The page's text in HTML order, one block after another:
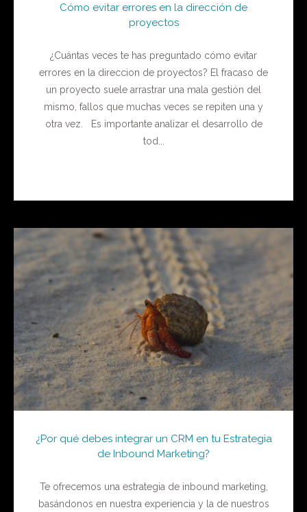
Cómo evitar errores en la dirección de
proyectos
¿Cuántas veces te has preguntado cómo evitar
errores en la direccion de proyectos? El fracaso de
un proyecto suele arrastrar una mala gestión del
mismo, fallos que muchas veces se repiten una y
otra vez. Es importante analizar el desarrollo de
tod...
¿Por qué debes integrar un CRM en tu Estrategia
de Inbound Marketing?
Te ofrecemos una estrategia de inbound marketing,
basándonos en nuestra experiencia y la de nuestros